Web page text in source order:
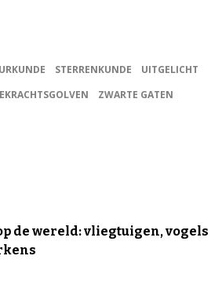
STERRENKUNDE
UITGELICHT
ZWARTE GATEN
de wereld: vliegtuigen, vogels